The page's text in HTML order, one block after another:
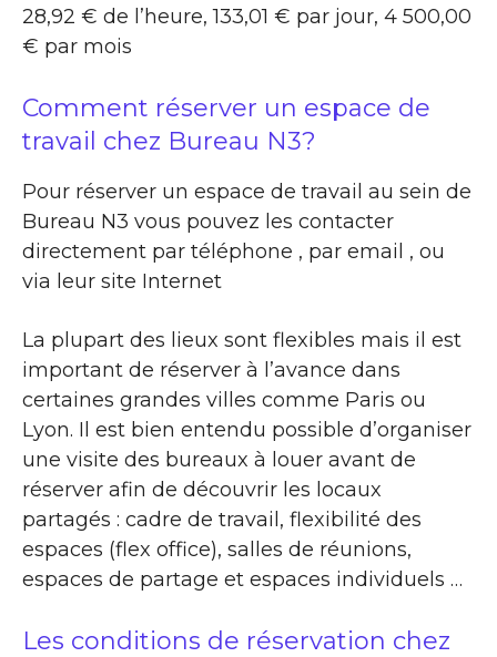
28,92 € de l’heure, 133,01 € par jour, 4 500,00
€ par mois
Comment réserver un espace de
travail chez Bureau N3?
Pour réserver un espace de travail au sein de
Bureau N3 vous pouvez les contacter
directement par téléphone , par email , ou
via leur site Internet
La plupart des lieux sont flexibles mais il est
important de réserver à l’avance dans
certaines grandes villes comme Paris ou
Lyon. Il est bien entendu possible d’organiser
une visite des bureaux à louer avant de
réserver afin de découvrir les locaux
partagés : cadre de travail, flexibilité des
espaces (flex office), salles de réunions,
espaces de partage et espaces individuels …
Les conditions de réservation chez